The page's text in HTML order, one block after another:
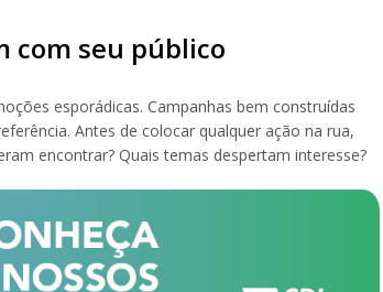
com seu público
esporádicas. Campanhas bem construídas
Antes de colocar qualquer ação na rua,
encontrar? Quais temas despertam interesse?